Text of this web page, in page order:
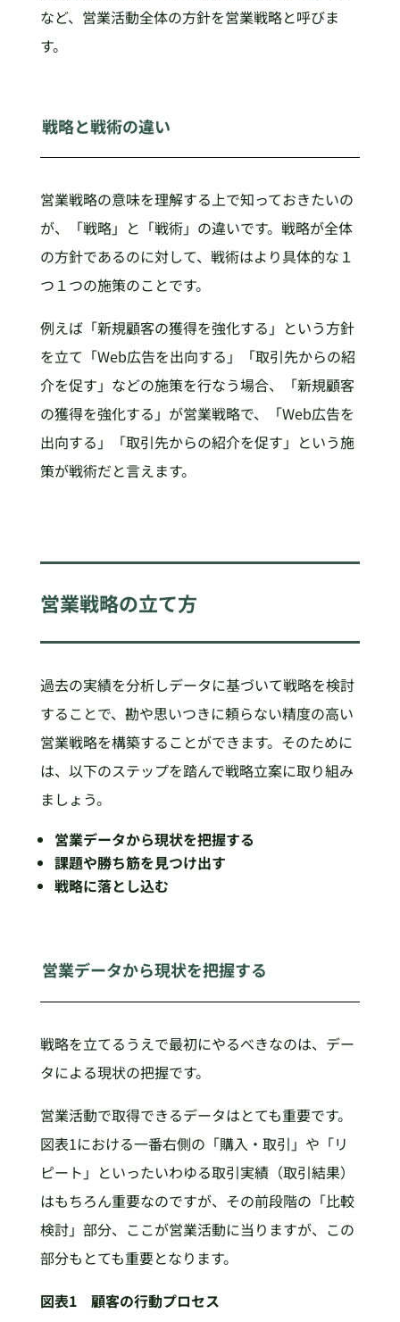
など、営業活動全体の方針を営業戦略と呼びま
す。
戦略と戦術の違い
営業戦略の意味を理解する上で知っておきたいの
が、「戦略」と「戦術」の違いです。戦略が全体
の方針であるのに対して、戦術はより具体的な１
つ１つの施策のことです。
例えば「新規顧客の獲得を強化する」という方針
を立て「Web広告を出向する」「取引先からの紹
介を促す」などの施策を行なう場合、「新規顧客
の獲得を強化する」が営業戦略で、「Web広告を
出向する」「取引先からの紹介を促す」という施
策が戦術だと言えます。
営業戦略の立て方
過去の実績を分析しデータに基づいて戦略を検討
することで、勘や思いつきに頼らない精度の高い
営業戦略を構築することができます。そのために
は、以下のステップを踏んで戦略立案に取り組み
ましょう。
営業データから現状を把握する
課題や勝ち筋を見つけ出す
戦略に落とし込む
営業データから現状を把握する
戦略を立てるうえで最初にやるべきなのは、デー
タによる現状の把握です。
営業活動で取得できるデータはとても重要です。
図表1における一番右側の「購入・取引」や「リ
ピート」といったいわゆる取引実績（取引結果）
はもちろん重要なのですが、その前段階の「比較
検討」部分、ここが営業活動に当りますが、この
部分もとても重要となります。
図表1 顧客の行動プロセス